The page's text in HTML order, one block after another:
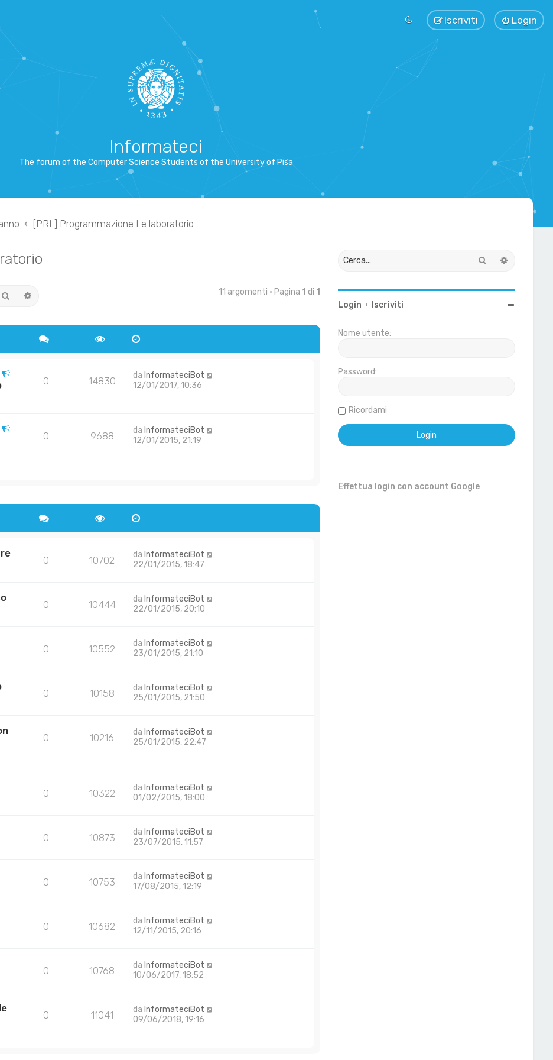
Login
Iscriviti
Informateci
The forum of the Computer Science Students of the University of Pisa
[PRL] Programmazione I e laboratorio
Cerca 11 argomenti • Pagina 1 di 1
0 14830 da InformateciBot
12/01/2017, 10:36
0 9688 da InformateciBot
12/01/2015, 21:19
0 10702 da InformateciBot
22/01/2015, 18:47
0 10444 da InformateciBot
22/01/2015, 20:10
0 10552 da InformateciBot
23/01/2015, 21:10
0 10158 da InformateciBot
25/01/2015, 21:50
0 10216 da InformateciBot
25/01/2015, 22:47
0 10322 da InformateciBot
01/02/2015, 18:00
0 10873 da InformateciBot
23/07/2015, 11:57
0 10753 da InformateciBot
17/08/2015, 12:19
0 10682 da InformateciBot
12/11/2015, 20:16
0 10768 da InformateciBot
10/06/2017, 18:52
0 11041 da InformateciBot
09/06/2018, 19:16
Cerca
Login • Iscriviti
Nome utente:
Password:
Ricordami
Effettua login con account Google